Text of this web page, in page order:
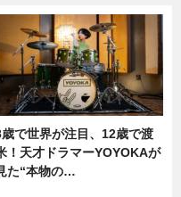
で世界が注目、12歳で渡
！天才ドラマーYOYOKAが
た“本物の…